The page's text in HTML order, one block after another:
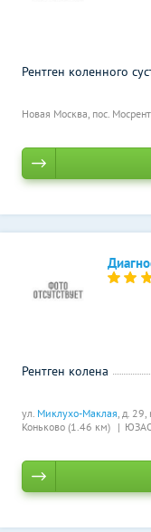
Новая Москва, пос.
Рентген коленного
ул. Миклухо-Маклая, д. 29,
Коньково (1.46 км)
Рентген колена